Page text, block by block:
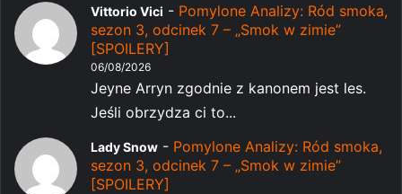
Vittorio Vici - Pomylone Analizy: Ród smoka,
sezon 3, odcinek 7 – „Smok w zimie”
[SPOILERY]
06/08/2026
Jeyne Arryn zgodnie z kanonem jest les.
Jeśli obrzydza ci to...
Lady Snow - Pomylone Analizy: Ród smoka,
sezon 3, odcinek 7 – „Smok w zimie”
[SPOILERY]